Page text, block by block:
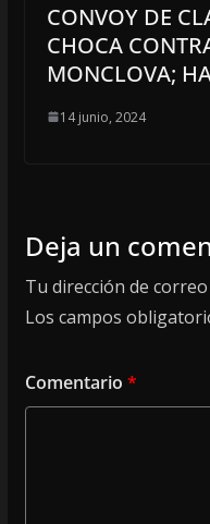
CONVOY DE
CHOCA
MONCLOVA;
14 junio, 2024
Deja un
Tu dirección de
Los campos
Comentario *